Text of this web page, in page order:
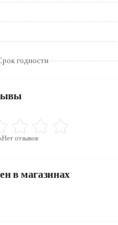
годности
Нет отзывов
в магазинах